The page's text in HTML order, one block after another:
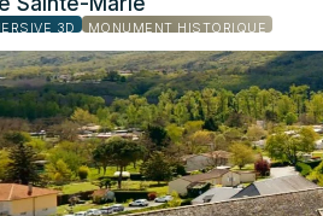
3D MONUMENT HISTORIQUE